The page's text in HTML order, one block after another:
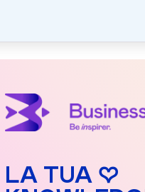
LA TUA ♡